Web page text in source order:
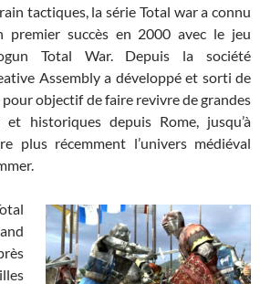
tactiques, la série Total war a connu
premier succès en 2000 avec le jeu
Total War. Depuis la société
Assembly a développé et sorti de
objectif de faire revivre de grandes
et historiques depuis Rome, jusqu’à
plus récemment l’univers médiéval